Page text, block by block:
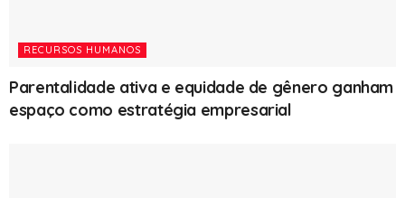
RECURSOS HUMANOS
Parentalidade ativa e equidade de gênero ganham
espaço como estratégia empresarial